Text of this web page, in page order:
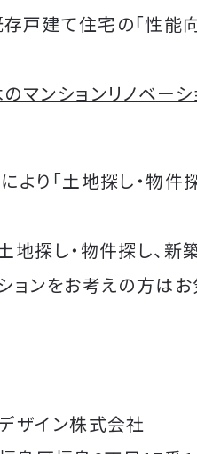
戸建て住宅の「性能
マンションリノベーシ
より「土地探し・物件
地探し・物件探し、新
ションをお考えの方は
ザイン株式会社